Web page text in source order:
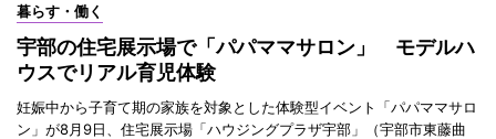
暮らす・働く
宇部の住宅展示場で「パパママサロン」 モデルハ
ウスでリアル育児体験
妊娠中から子育て期の家族を対象とした体験型イベント「パパママサロ
ン」が8月9日、住宅展示場「ハウジングプラザ宇部」（宇部市東藤曲